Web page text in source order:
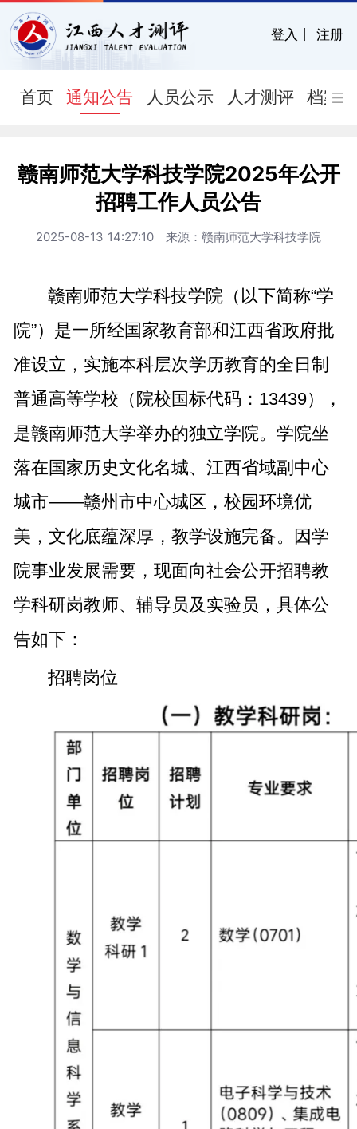
登入 丨注册
首页 通知公告 人员公示 人才测评 档案
赣南师范大学科技学院2025年公开
招聘工作人员公告
2025-08-13 14:27:10 来源：赣南师范大学科技学院
赣南师范大学科技学院（以下简称“学
院”）是一所经国家教育部和江西省政府批
准设立，实施本科层次学历教育的全日制
普通高等学校（院校国标代码：13439），
是赣南师范大学举办的独立学院。学院坐
落在国家历史文化名城、江西省域副中心
城市——赣州市中心城区，校园环境优
美，文化底蕴深厚，教学设施完备。因学
院事业发展需要，现面向社会公开招聘教
学科研岗教师、辅导员及实验员，具体公
告如下：
招聘岗位